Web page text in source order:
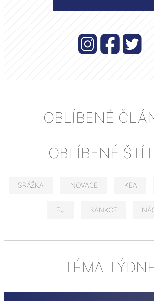
OBLÍBENÉ
OBLÍBENÉ
SRÁŽKA INOVACE IKEA
EU SANKCE
TÉMA TÝDNE